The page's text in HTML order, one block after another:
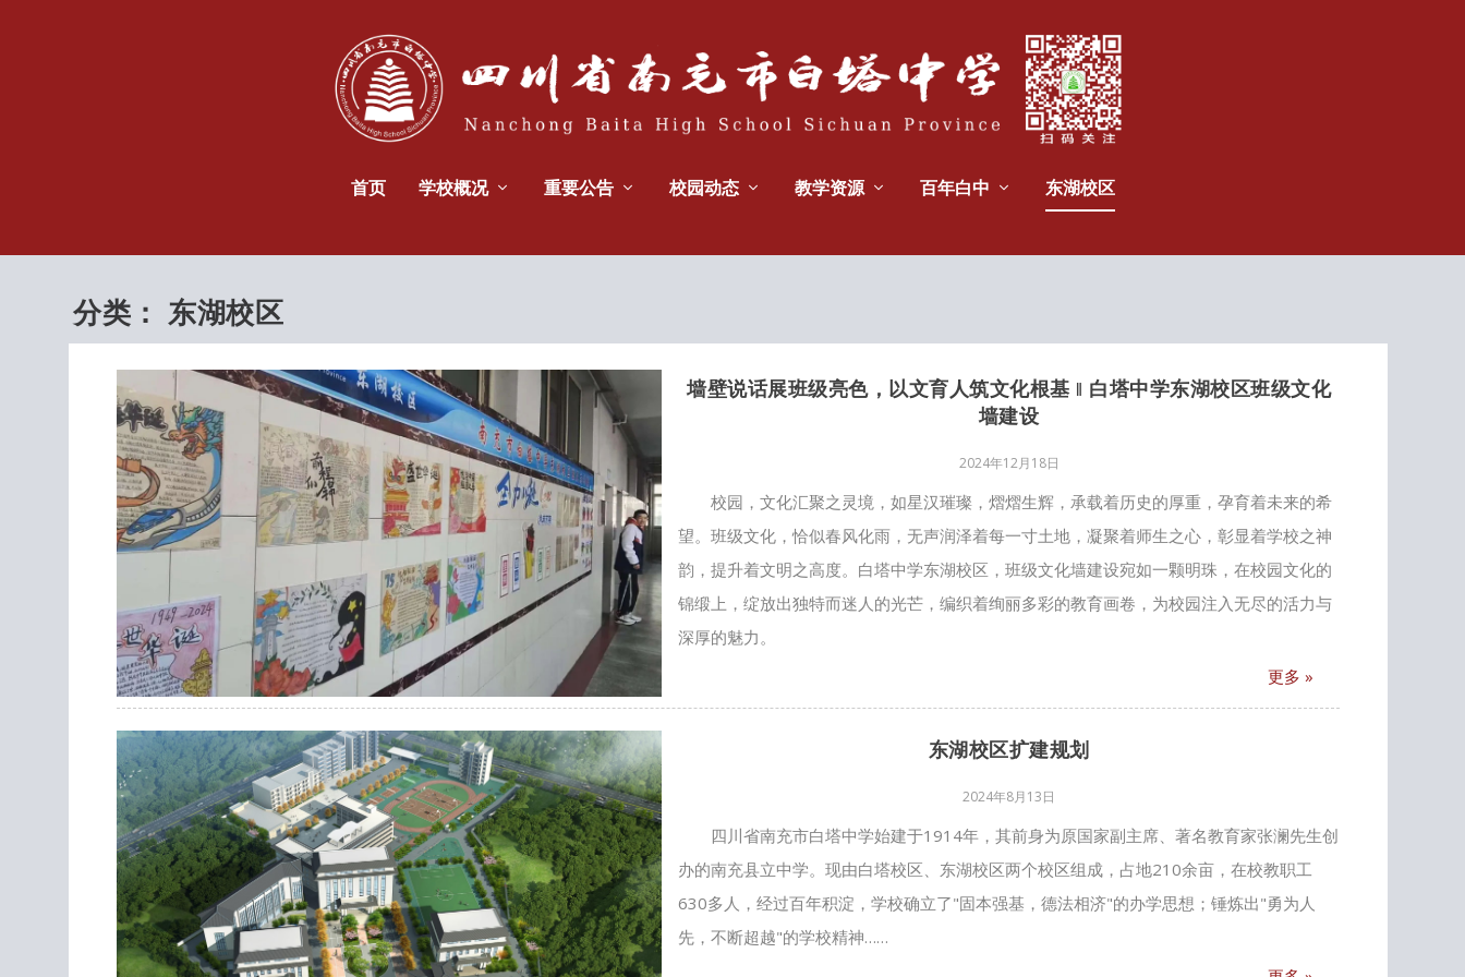
首页 学校概况 重要公告 校园动态 教学资源 百年白中 东湖校区
分类： 东湖校区
墙壁说话展班级亮色，以文育人筑文化根基 ‖ 白塔中学东湖校区班级文化
墙建设
2024年12月18日
校园，文化汇聚之灵境，如星汉璀璨，熠熠生辉，承载着历史的厚重，孕育着未来的希
望。班级文化，恰似春风化雨，无声润泽着每一寸土地，凝聚着师生之心，彰显着学校之神
韵，提升着文明之高度。白塔中学东湖校区，班级文化墙建设宛如一颗明珠，在校园文化的
锦缎上，绽放出独特而迷人的光芒，编织着绚丽多彩的教育画卷，为校园注入无尽的活力与
深厚的魅力。
更多 »
东湖校区扩建规划
2024年8月13日
四川省南充市白塔中学始建于1914年，其前身为原国家副主席、著名教育家张澜先生创
办的南充县立中学。现由白塔校区、东湖校区两个校区组成，占地210余亩，在校教职工
630多人，经过百年积淀，学校确立了"固本强基，德法相济"的办学思想；锤炼出"勇为人
先，不断超越"的学校精神……